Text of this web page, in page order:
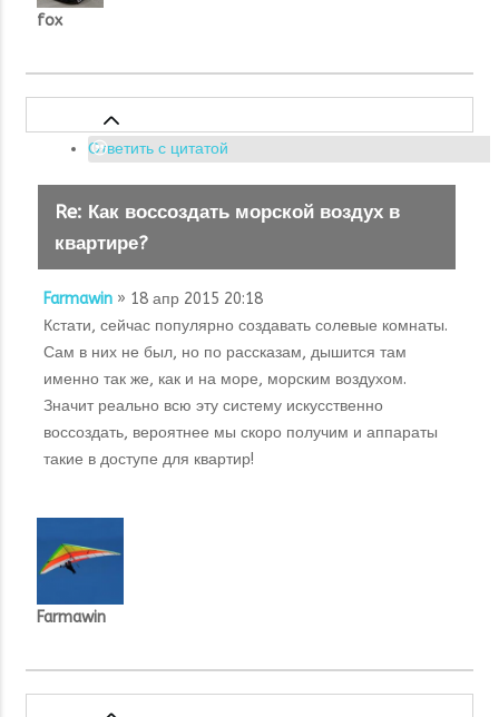
fox
Ответить с цитатой
Re: Как воссоздать морской воздух в
квартире?
Farmawin » 18 апр 2015 20:18
Кстати, сейчас популярно создавать солевые комнаты.
Сам в них не был, но по рассказам, дышится там
именно так же, как и на море, морским воздухом.
Значит реально всю эту систему искусственно
воссоздать, вероятнее мы скоро получим и аппараты
такие в доступе для квартир!
Farmawin